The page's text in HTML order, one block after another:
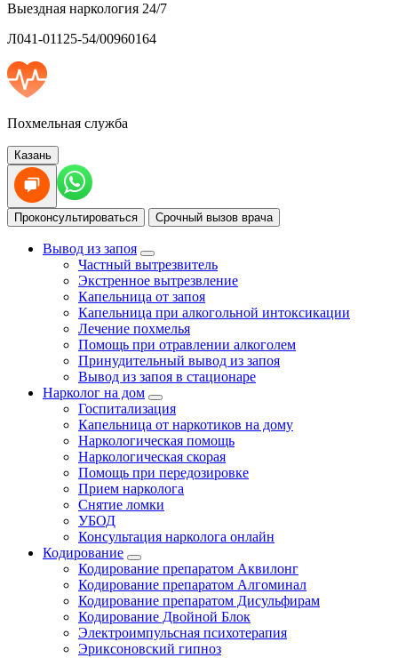
Выездная наркология 24/7
Л041-01125-54/00960164
Похмельная служба
Казань
Проконсультироваться Срочный вызов врача
Вывод из запоя
Частный вытрезвитель
Экстренное вытрезвление
Капельница от запоя
Капельница при алкогольной интоксикации
Лечение похмелья
Помощь при отравлении алкоголем
Принудительный вывод из запоя
Вывод из запоя в стационаре
Нарколог на дом
Госпитализация
Капельница от наркотиков на дому
Наркологическая помощь
Наркологическая скорая
Помощь при передозировке
Прием нарколога
Снятие ломки
УБОД
Консультация нарколога онлайн
Кодирование
Кодирование препаратом Аквилонг
Кодирование препаратом Алгоминал
Кодирование препаратом Дисульфирам
Кодирование Двойной Блок
Электроимпульсная психотерапия
Эриксоновский гипноз